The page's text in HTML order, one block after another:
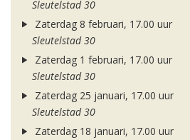
Sleutelstad 30
Zaterdag 8 februari, 17.00 uur
Sleutelstad 30
Zaterdag 1 februari, 17.00 uur
Sleutelstad 30
Zaterdag 25 januari, 17.00 uur
Sleutelstad 30
Zaterdag 18 januari, 17.00 uur